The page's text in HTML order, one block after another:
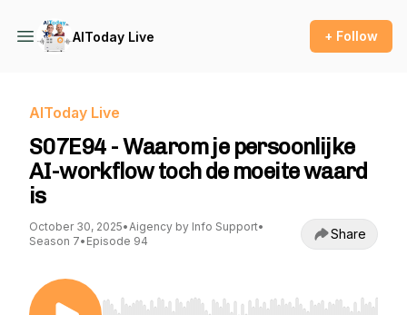
AIToday Live + Follow
AIToday Live
S07E94 - Waarom je persoonlijke
AI-workflow toch de moeite waard
is
October 30, 2025•Aigency by Info Support•
Season 7• Episode 94 Share